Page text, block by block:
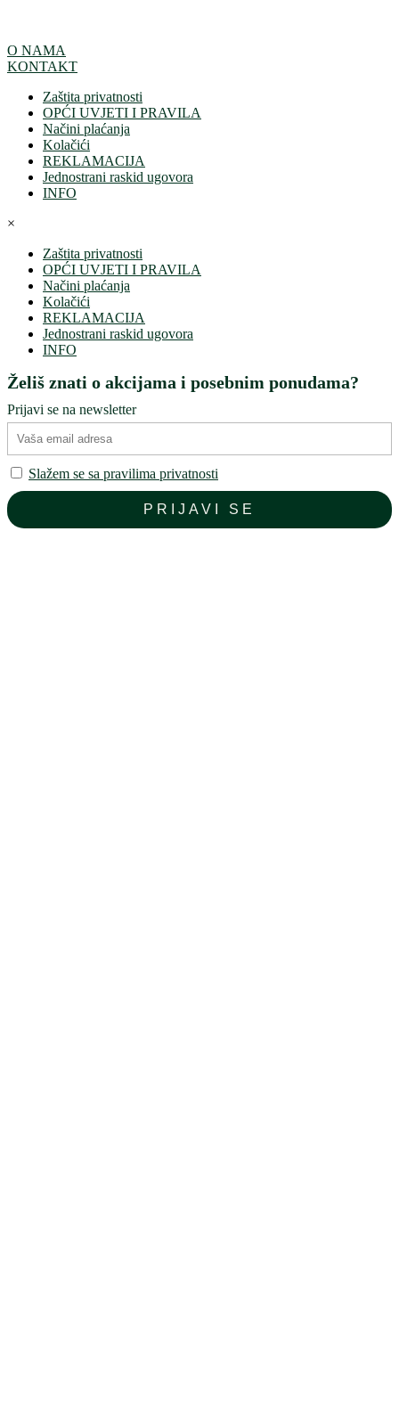
O NAMA
KONTAKT
Zaštita privatnosti
OPĆI UVJETI I PRAVILA
Načini plaćanja
Kolačići
REKLAMACIJA
Jednostrani raskid ugovora
INFO
×
Zaštita privatnosti
OPĆI UVJETI I PRAVILA
Načini plaćanja
Kolačići
REKLAMACIJA
Jednostrani raskid ugovora
INFO
Želiš znati o akcijama i posebnim ponudama?
Prijavi se na newsletter
Slažem se sa pravilima privatnosti